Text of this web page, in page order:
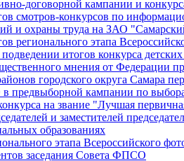
договорной кампании и
смотров-конкурсов по
и охраны труда на ЗАО
регионального этапа
итогов конкурса
мнения от Федерации
городского округа Самара
кампании по
на звание "Лучшая
и заместителей
образованиях
этапа Всероссийского
заседания Совета ФПСО